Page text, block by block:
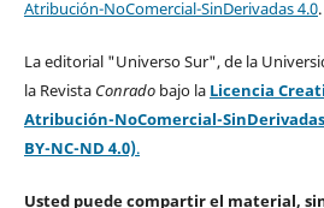
Atribución-NoComercial-SinDerivadas 4.0.
La editorial "Universo Sur", de la
la Revista Conradobajo la Licencia
Atribución-NoComercial-
BY-NC-ND 4.0).
Usted puede compartir el material,